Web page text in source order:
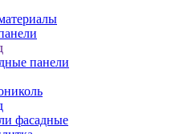
панели
фасадные